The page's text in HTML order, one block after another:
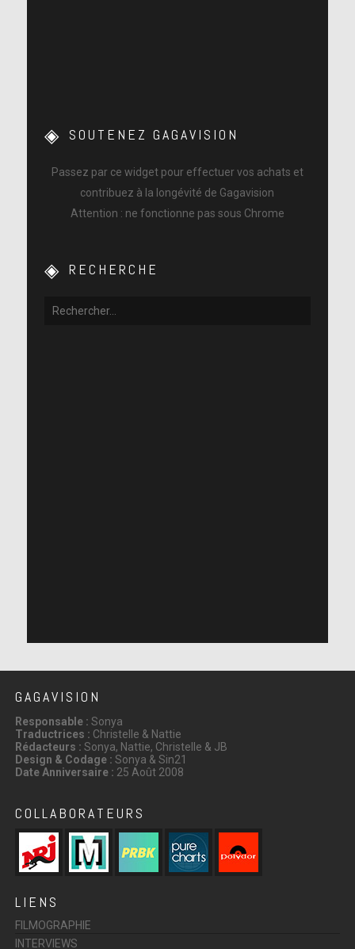
SOUTENEZ GAGAVISION
Passez par ce widget pour effectuer vos achats et
contribuez à la longévité de Gagavision
Attention : ne fonctionne pas sous Chrome
RECHERCHE
GAGAVISION
Responsable : Sonya
Traductrices : Christelle & Nattie
Rédacteurs : Sonya, Nattie, Christelle & JB
Design & Codage : Sonya & Sin21
Date Anniversaire : 25 Août 2008
COLLABORATEURS
LIENS
FILMOGRAPHIE
INTERVIEWS